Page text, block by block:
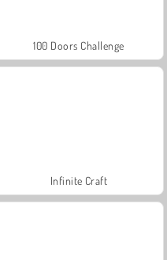
100 Doors Challenge
Infinite Craft